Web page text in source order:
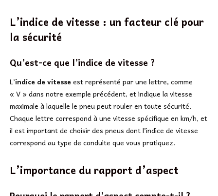
L’indice de vitesse : un facteur clé pour
la sécurité
Qu’est-ce que l’indice de vitesse ?
L’indice de vitesse est représenté par une lettre, comme
« V » dans notre exemple précédent, et indique la vitesse
maximale à laquelle le pneu peut rouler en toute sécurité.
Chaque lettre correspond à une vitesse spécifique en km/h, et
il est important de choisir des pneus dont l’indice de vitesse
correspond au type de conduite que vous pratiquez.
L’importance du rapport d’aspect